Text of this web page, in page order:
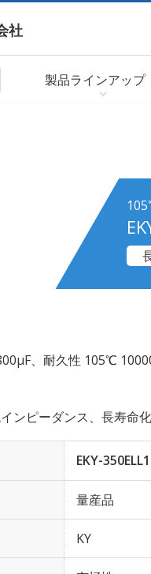
社
製品ラインアップ
、耐久性 105℃
ンピーダンス、長寿命
EKY-
量産品
KY